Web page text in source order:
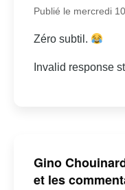
Publié le mercredi
Zéro subtil.
Invalid response
Gino
et les